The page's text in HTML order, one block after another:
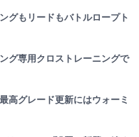
グもリードもバトルロープト
グ専用クロストレーニングで
高グレード更新にはウォーミ